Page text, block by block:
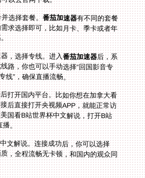
选择套餐。番茄加速器有不同的套餐
选项，根据自己的需求选择即可，比如月卡、季卡或者年
，选择专线。进入番茄加速器后，系
统会自动推荐最优线路，你也可以手动选择“回国影音专
线”，确保直播流畅。
打开国内平台。比如你想在加拿大看
后直接打开央视频APP，就能正常访
国看B站世界杯中文解说，打开B站
播。
文解说。连接成功后，你可以选择
，全程流畅无卡顿，和国内的观众同